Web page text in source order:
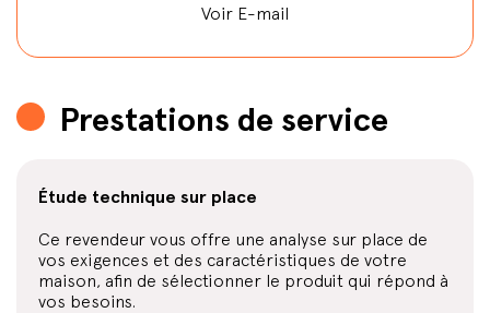
Voir E-mail
Prestations de service
Étude technique sur place
Ce revendeur vous offre une analyse sur place de
vos exigences et des caractéristiques de votre
maison, afin de sélectionner le produit qui répond à
vos besoins.